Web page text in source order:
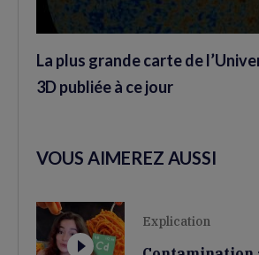
La plus grande carte de
3D publiée à ce jour
VOUS AIMEREZ AUSSI
Explication